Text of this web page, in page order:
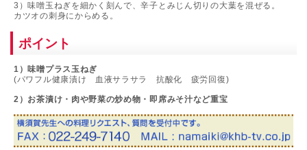
3）味噌玉ねぎを細かく刻んで、辛子とみじん切りの大葉を混ぜる。
カツオの刺身にからめる。
ポイント
1）味噌プラス玉ねぎ
(パワフル健康漬け 血液サラサラ 抗酸化 疲労回復)
2）お茶漬け・肉や野菜の炒め物・即席みそ汁など重宝